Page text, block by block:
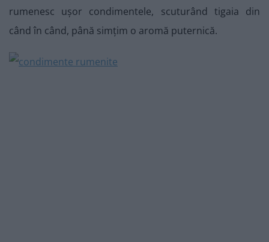
rumenesc ușor condimentele, scuturând tigaia din
când în când, până simțim o aromă puternică.